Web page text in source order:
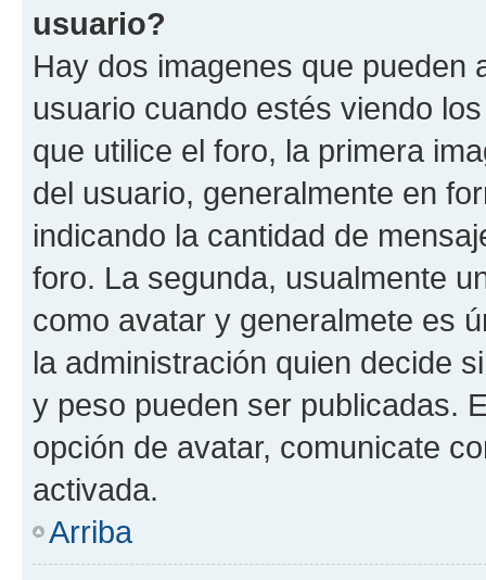
usuario?
Hay dos imagenes que pueden
usuario cuando estés viendo
que utilice el foro, la primera
del usuario, generalmente en
indicando la cantidad de
foro. La segunda, usualmente
como avatar y generalmete es
la administración quien decide
y peso pueden ser publicadas.
opción de avatar, comunicate
activada.
Arriba